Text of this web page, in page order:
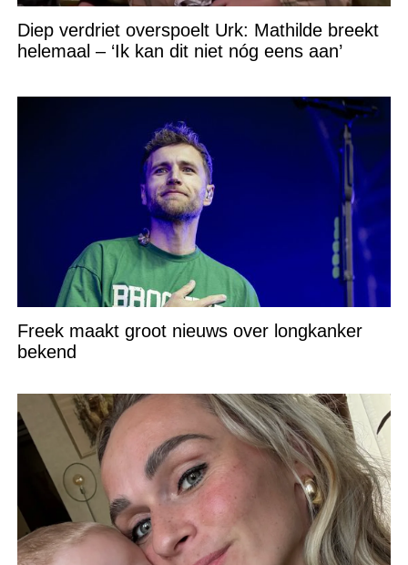
Diep verdriet overspoelt Urk: Mathilde breekt
helemaal – ‘Ik kan dit niet nóg eens aan’
Freek maakt groot nieuws over longkanker
bekend